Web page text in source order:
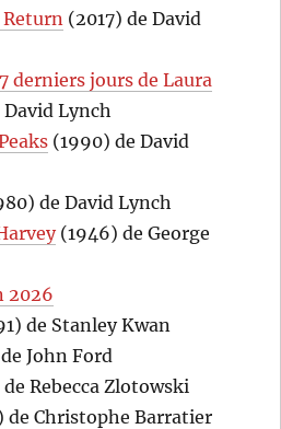
(2017) de David
derniers jours de Laura
Lynch
(1990) de David
de David Lynch
(1946) de George
2026
de Stanley Kwan
John Ford
Rebecca Zlotowski
de Christophe Barratier